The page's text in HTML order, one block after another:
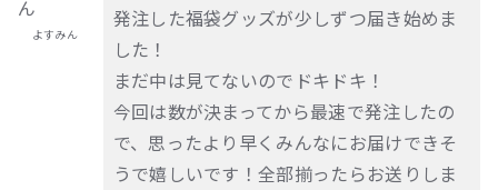
よすみん
発注した福袋グッズが少しずつ届き始めま
した！
まだ中は見てないのでドキドキ！
今回は数が決まってから最速で発注したの
で、思ったより早くみんなにお届けできそ
うで嬉しいです！全部揃ったらお送りしま